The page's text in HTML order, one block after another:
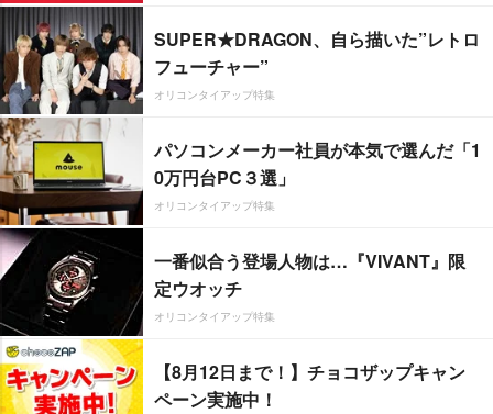
SUPER★DRAGON、自ら描いた”レトロ
フューチャー”
オリコンタイアップ特集
パソコンメーカー社員が本気で選んだ「1
0万円台PC３選」
オリコンタイアップ特集
一番似合う登場人物は…『VIVANT』限
定ウオッチ
オリコンタイアップ特集
【8月12日まで！】チョコザップキャン
ペーン実施中！